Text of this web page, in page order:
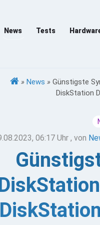
News Tests
» News » Günstigste
DiskStation
06:17 Uhr , von